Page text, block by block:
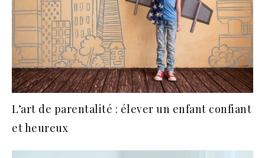
L’art de parentalité : élever un enfant confiant
et heureux